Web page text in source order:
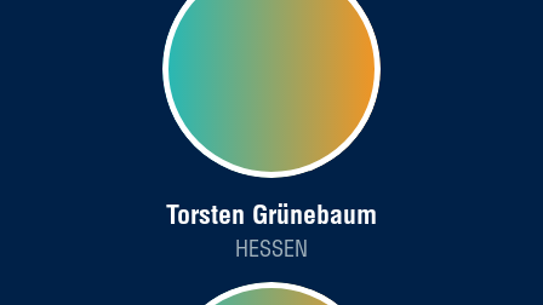
Torsten Grünebaum
HESSEN